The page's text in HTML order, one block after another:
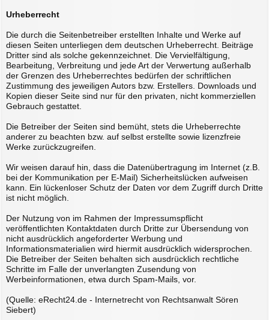
Urheberrecht
Die durch die Seitenbetreiber erstellten Inhalte und Werke auf
diesen Seiten unterliegen dem deutschen Urheberrecht. Beiträge
Dritter sind als solche gekennzeichnet. Die Vervielfältigung,
Bearbeitung, Verbreitung und jede Art der Verwertung außerhalb
der Grenzen des Urheberrechtes bedürfen der schriftlichen
Zustimmung des jeweiligen Autors bzw. Erstellers. Downloads und
Kopien dieser Seite sind nur für den privaten, nicht kommerziellen
Gebrauch gestattet.
Die Betreiber der Seiten sind bemüht, stets die Urheberrechte
anderer zu beachten bzw. auf selbst erstellte sowie lizenzfreie
Werke zurückzugreifen.
Wir weisen darauf hin, dass die Datenübertragung im Internet (z.B.
bei der Kommunikation per E-Mail) Sicherheitslücken aufweisen
kann. Ein lückenloser Schutz der Daten vor dem Zugriff durch Dritte
ist nicht möglich.
Der Nutzung von im Rahmen der Impressumspflicht
veröffentlichten Kontaktdaten durch Dritte zur Übersendung von
nicht ausdrücklich angeforderter Werbung und
Informationsmaterialien wird hiermit ausdrücklich widersprochen.
Die Betreiber der Seiten behalten sich ausdrücklich rechtliche
Schritte im Falle der unverlangten Zusendung von
Werbeinformationen, etwa durch Spam-Mails, vor.
(Quelle: eRecht24.de - Internetrecht von Rechtsanwalt Sören
Siebert)